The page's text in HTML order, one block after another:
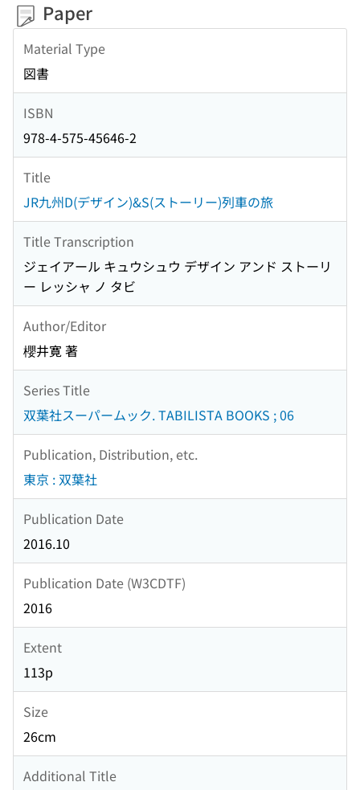
Paper
Material Type
図書
ISBN
978-4-575-45646-2
Title
JR九州D(デザイン)&S(ストーリー)列車の旅
Title Transcription
ジェイアール キュウシュウ デザイン アンド ストーリ
ー レッシャ ノ タビ
Author/Editor
櫻井寛 著
Series Title
双葉社スーパームック. TABILISTA BOOKS ; 06
Publication, Distribution, etc.
東京 : 双葉社
Publication Date
2016.10
Publication Date (W3CDTF)
2016
Extent
113p
Size
26cm
Additional Title